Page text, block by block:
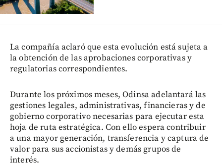
La compañía aclaró que esta evolución está sujeta a
la obtención de las aprobaciones corporativas y
regulatorias correspondientes.
Durante los próximos meses, Odinsa adelantará las
gestiones legales, administrativas, financieras y de
gobierno corporativo necesarias para ejecutar esta
hoja de ruta estratégica. Con ello espera contribuir
a una mayor generación, transferencia y captura de
valor para sus accionistas y demás grupos de
interés.